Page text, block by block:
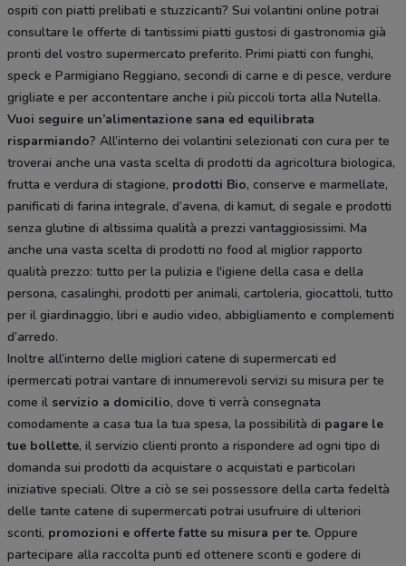
ospiti con piatti prelibati e stuzzicanti? Sui volantini online potrai
consultare le offerte di tantissimi piatti gustosi di gastronomia già
pronti del vostro supermercato preferito. Primi piatti con funghi,
speck e Parmigiano Reggiano, secondi di carne e di pesce, verdure
grigliate e per accontentare anche i più piccoli torta alla Nutella.
Vuoi seguire un’alimentazione sana ed equilibrata
risparmiando? All’interno dei volantini selezionati con cura per te
troverai anche una vasta scelta di prodotti da agricoltura biologica,
frutta e verdura di stagione, prodotti Bio, conserve e marmellate,
panificati di farina integrale, d’avena, di kamut, di segale e prodotti
senza glutine di altissima qualità a prezzi vantaggiosissimi. Ma
anche una vasta scelta di prodotti no food al miglior rapporto
qualità prezzo: tutto per la pulizia e l'igiene della casa e della
persona, casalinghi, prodotti per animali, cartoleria, giocattoli, tutto
per il giardinaggio, libri e audio video, abbigliamento e complementi
d’arredo.
Inoltre all’interno delle migliori catene di supermercati ed
ipermercati potrai vantare di innumerevoli servizi su misura per te
come il servizio a domicilio, dove ti verrà consegnata
comodamente a casa tua la tua spesa, la possibilità di pagare le
tue bollette, il servizio clienti pronto a rispondere ad ogni tipo di
domanda sui prodotti da acquistare o acquistati e particolari
iniziative speciali. Oltre a ciò se sei possessore della carta fedeltà
delle tante catene di supermercati potrai usufruire di ulteriori
sconti, promozioni e offerte fatte su misura per te. Oppure
partecipare alla raccolta punti ed ottenere sconti e godere di